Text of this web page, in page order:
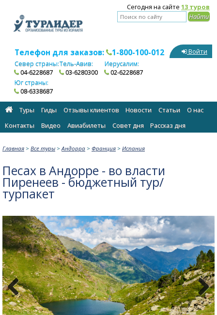
Сегодня на сайте 13 туров
Телефон для заказов: 1-800-100-012
Север страны:
04-6228687
Тель-Авив:
03-6280300
Иерусалим:
02-6228687
Юг страны:
08-6338687
Войти
Туры Гиды Отзывы клиентов Новости Статьи
О нас
Контакты
Видео Авиабилеты Cовет дня Рассказ дня
Главная > Все туры > Андорра > Франция > Испания
Песах в Андорре - во власти
Пиренеев - бюджетный тур/
турпакет
Previous Next